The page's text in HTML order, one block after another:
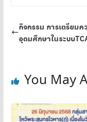
กิจกรรม การเตรียม
อุดมศึกษาในระบบ
You May